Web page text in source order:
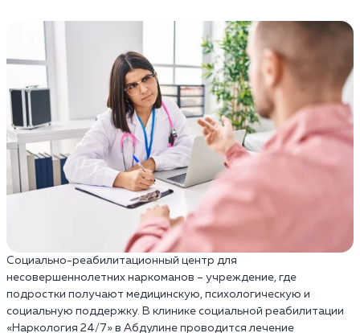
Социально-реабилитационный центр для
несовершеннолетних наркоманов – учреждение, где
подростки получают медицинскую, психологическую и
социальную поддержку. В клинике социальной реабилитации
«Наркология 24/7» в Абдулине проводится лечение